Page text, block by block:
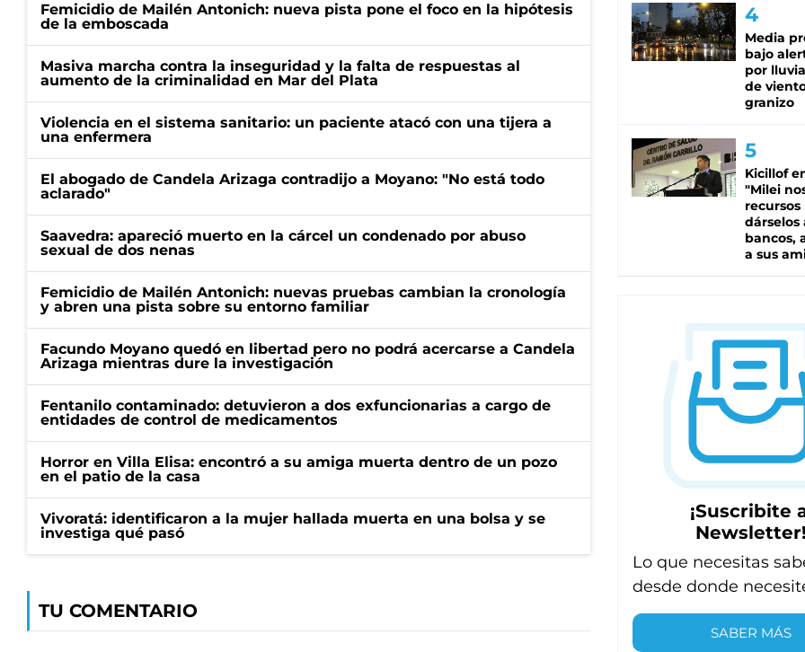
Femicidio de Mailén Antonich: nueva pista pone el foco en la hipótesis
de la emboscada
Masiva marcha contra la inseguridad y la falta de respuestas al
aumento de la criminalidad en Mar del Plata
Violencia en el sistema sanitario: un paciente atacó con una tijera a
una enfermera
El abogado de Candela Arizaga contradijo a Moyano: "No está todo
aclarado"
Saavedra: apareció muerto en la cárcel un condenado por abuso
sexual de dos nenas
Femicidio de Mailén Antonich: nuevas pruebas cambian la cronología
y abren una pista sobre su entorno familiar
Facundo Moyano quedó en libertad pero no podrá acercarse a Candela
Arizaga mientras dure la investigación
Fentanilo contaminado: detuvieron a dos exfuncionarias a cargo de
entidades de control de medicamentos
Horror en Villa Elisa: encontró a su amiga muerta dentro de un pozo
en el patio de la casa
Vivoratá: identificaron a la mujer hallada muerta en una bolsa y se
investiga qué pasó
TU COMENTARIO
Media
bajo
por
de
granizo
Kicillof
"Milei
recursos
dárselos
bancos,
a sus
¡Suscribite
Newsletter!
Lo que necesitas
desde donde
SABER MÁS